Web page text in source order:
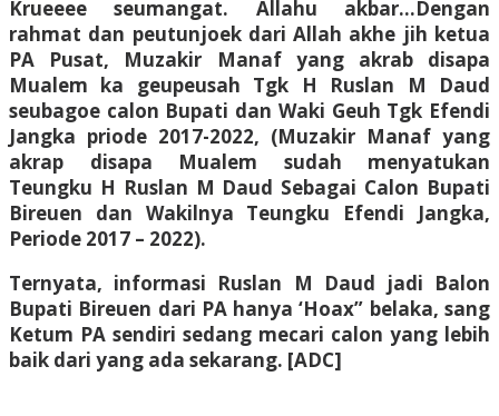
Krueeee seumangat. Allahu akbar…Dengan
rahmat dan peutunjoek dari Allah akhe jih ketua
PA Pusat, Muzakir Manaf yang akrab disapa
Mualem ka geupeusah Tgk H Ruslan M Daud
seubagoe calon Bupati dan Waki Geuh Tgk Efendi
Jangka priode 2017-2022, (Muzakir Manaf yang
akrap disapa Mualem sudah menyatukan
Teungku H Ruslan M Daud Sebagai Calon Bupati
Bireuen dan Wakilnya Teungku Efendi Jangka,
Periode 2017 – 2022).
Ternyata, informasi Ruslan M Daud jadi Balon
Bupati Bireuen dari PA hanya ‘Hoax” belaka, sang
Ketum PA sendiri sedang mecari calon yang lebih
baik dari yang ada sekarang. [ADC]